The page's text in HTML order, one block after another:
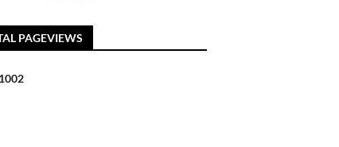
PAGEVIEWS
1002